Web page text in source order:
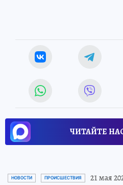
ЧИТАЙТЕ
НОВОСТИ ПРОИСШЕСТВИЯ 21 мая